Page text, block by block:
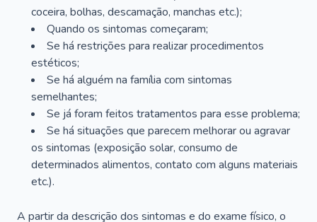
coceira, bolhas, descamação, manchas etc.);
Quando os sintomas começaram;
Se há restrições para realizar procedimentos
estéticos;
Se há alguém na família com sintomas
semelhantes;
Se já foram feitos tratamentos para esse problema;
Se há situações que parecem melhorar ou agravar
os sintomas (exposição solar, consumo de
determinados alimentos, contato com alguns materiais
etc.).
A partir da descrição dos sintomas e do exame físico, o